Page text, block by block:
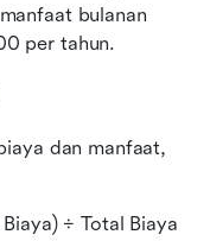
bulanan
per tahun.
dan manfaat,
÷ Total Biaya